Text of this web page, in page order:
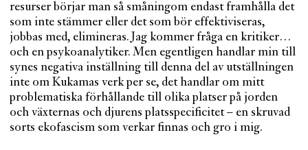
resurser börjar man så småningom endast framhålla det
som inte stämmer eller det som bör effektiviseras,
jobbas med, elimineras. Jag kommer fråga en kritiker…
och en psykoanalytiker. Men egentligen handlar min till
synes negativa inställning till denna del av utställningen
inte om Kukamas verk per se, det handlar om mitt
problematiska förhållande till olika platser på jorden
och växternas och djurens platsspecificitet – en skruvad
sorts ekofascism som verkar finnas och gro i mig.